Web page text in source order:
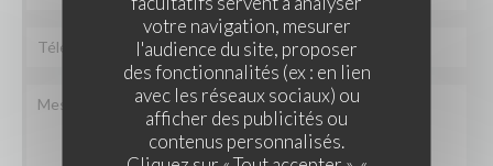
votre navigation, mesurer
l'audience du site, proposer
des fonctionnalités (ex : en lien
avec les réseaux sociaux) ou
afficher des publicités ou
contenus personnalisés.